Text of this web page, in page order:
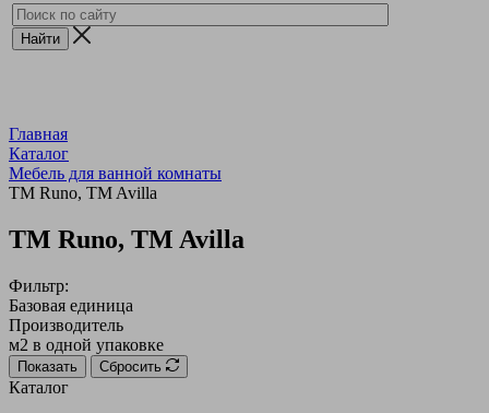
Главная
Каталог
Мебель для ванной комнаты
TM Runo, TM Avilla
TM Runo, TM Avilla
Фильтр:
Базовая единица
Производитель
м2 в одной упаковке
Показать Сбросить
Каталог